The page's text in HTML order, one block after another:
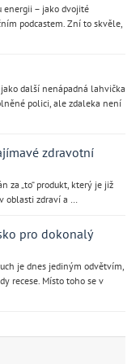
energii – jako dvojité
podcastem. Zní to skvěle,
další nenápadná lahvička
polici, ale zdaleka není
zdravotní
za „to“ produkt, který je již
oblasti zdraví a …
pro dokonalý
je dnes jediným odvětvím,
recese. Místo toho se v